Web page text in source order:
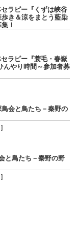
ラピー『くずは峡谷
き＆涼をまとう藍染
！
ラピー『蓑毛・春嶽
んやり時間～参加者募
会と鳥たち－秦野の
と鳥たち－秦野の野